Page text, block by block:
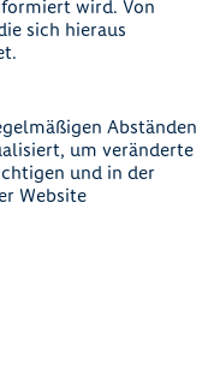
wird. Von
sich hieraus
Abständen
um veränderte
und in der
Website